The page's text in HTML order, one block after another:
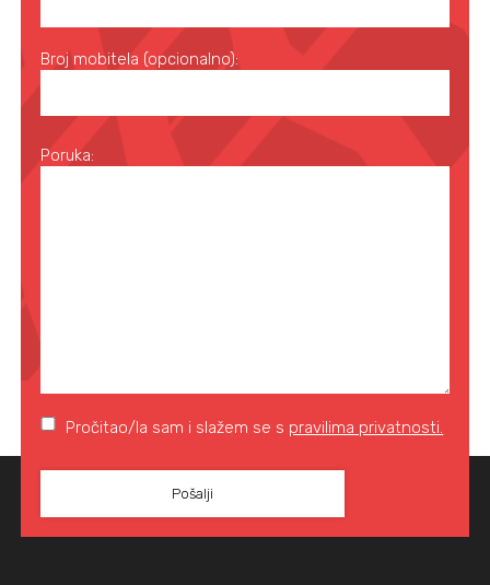
Broj mobitela (opcionalno):
Poruka:
Pročitao/la sam i slažem se s pravilima privatnosti.